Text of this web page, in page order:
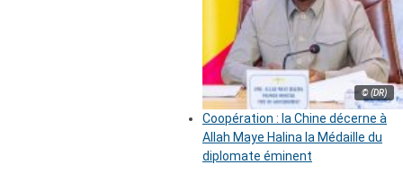
© (DR)
Coopération : la Chine décerne à
Allah Maye Halina la Médaille du
diplomate éminent